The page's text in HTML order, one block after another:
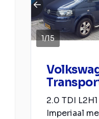
1/15
2.0 TDI
Imperiaal